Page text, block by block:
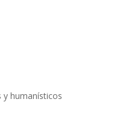
y humanísticos